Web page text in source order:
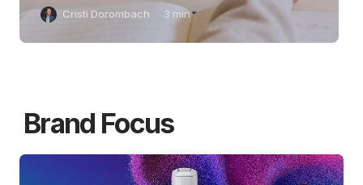
Cristi Dorombach 3 min
Brand Focus